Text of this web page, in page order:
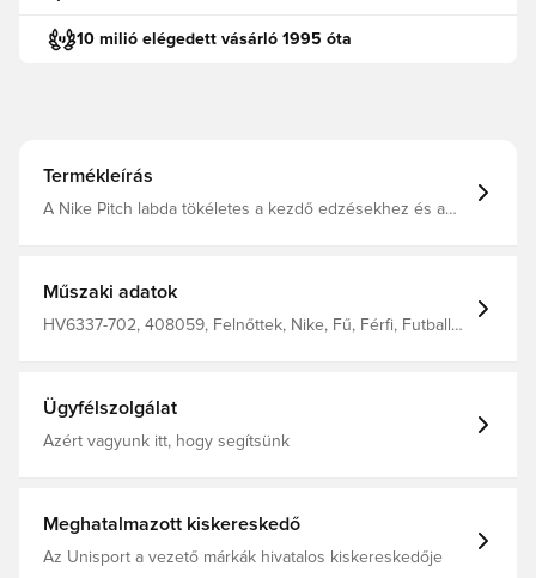
10 milió elégedett vásárló 1995 óta
Termékleírás
A Nike Pitch labda tökéletes a kezdő edzésekhez és a
poliészter 12% etilén-vinil-acetát (EVA)
Műszaki adatok
HV6337-702, 408059, Felnőttek, Nike, Fű, Férfi, Futball
Ügyfélszolgálat
Azért vagyunk itt, hogy segítsünk
Meghatalmazott kiskereskedő
Az Unisport a vezető márkák hivatalos kiskereskedője